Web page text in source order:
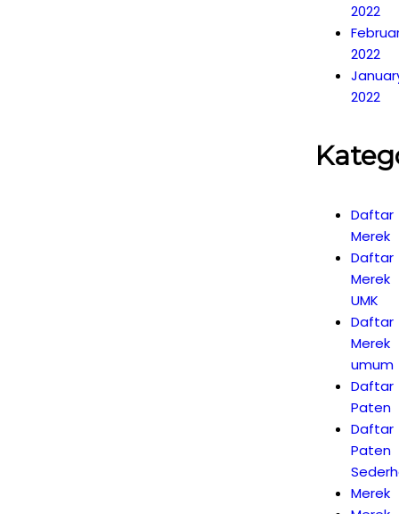
2022
2022
2022
Daftar
Merek
Daftar
Merek
UMK
Daftar
Merek
umum
Daftar
Paten
Daftar
Paten
Merek